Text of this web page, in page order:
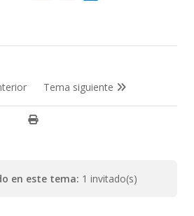
Tema siguiente
en este tema: 1 invitado(s)